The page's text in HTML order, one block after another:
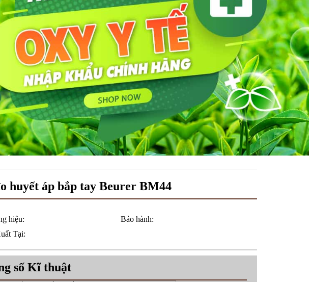
huyết áp bắp tay Beurer BM44
hiệu:
Bảo hành:
Tại:
số Kĩ thuật